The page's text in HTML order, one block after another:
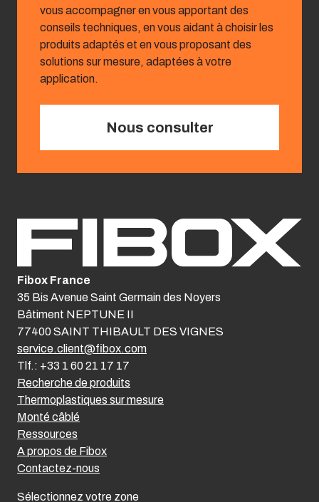
vous accompagner en vous apportant des
conseils techniques, en vous aidant à choisir les
produits adaptés et en vous proposant des
solutions sur mesure, adaptées à votre
application.
Nous consulter
Recherche de produits
Thermoplastiques sur mesure
Monté câblé
Ressources
A propos de Fibox
Contactez-nous
Sélectionnez votre zone
Fibox France
35 Bis Avenue Saint Germain des Noyers
Bâtiment NEPTUNE II
77400 SAINT THIBAULT DES VIGNES
service.client@fibox.com
Tlf.: +33 1 60 21 17 17